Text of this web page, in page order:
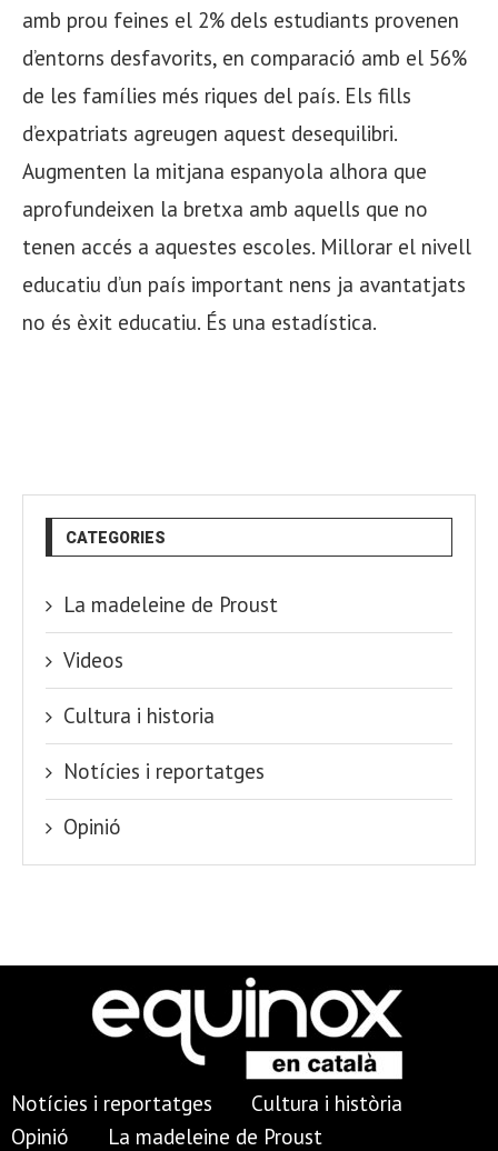
amb prou feines el 2% dels estudiants provenen
d’entorns desfavorits, en comparació amb el 56%
de les famílies més riques del país. Els fills
d’expatriats agreugen aquest desequilibri.
Augmenten la mitjana espanyola alhora que
aprofundeixen la bretxa amb aquells que no
tenen accés a aquestes escoles. Millorar el nivell
educatiu d’un país important nens ja avantatjats
no és èxit educatiu. És una estadística.
CATEGORIES
La madeleine de Proust
Videos
Cultura i historia
Notícies i reportatges
Opinió
Notícies i reportatges
Cultura i història
Opinió
La madeleine de Proust